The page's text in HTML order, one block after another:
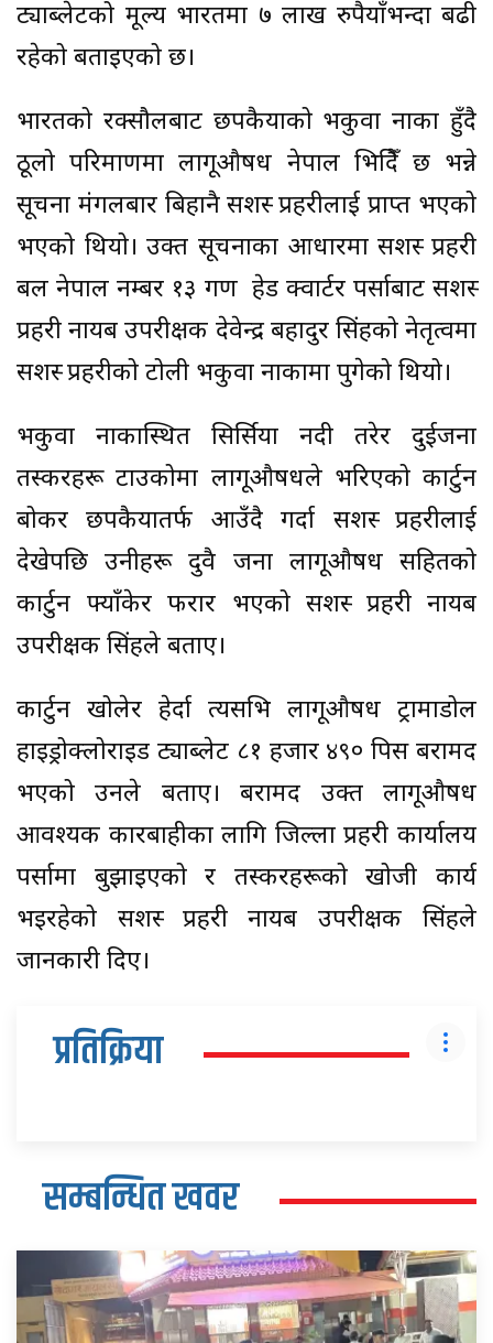
ट्याब्लेटको मूल्य भारतमा ७ लाख रुपैयाँभन्दा बढी
रहेको बताइएको छ।
भारतको रक्सौलबाट छपकैयाको भकुवा नाका हुँदै
ठूलो परिमाणमा लागूऔषध नेपाल भित्रिँदै छ भन्ने
सूचना मंगलबार बिहानै सशस्त्र प्रहरीलाई प्राप्त भएको
भएको थियो। उक्त सूचनाका आधारमा सशस्त्र प्रहरी
बल नेपाल नम्बर १३ गण हेड क्वार्टर पर्साबाट सशस्त्र
प्रहरी नायब उपरीक्षक देवेन्द्र बहादुर सिंहको नेतृत्वमा
सशस्त्र प्रहरीको टोली भकुवा नाकामा पुगेको थियो।
भकुवा नाकास्थित सिर्सिया नदी तरेर दुईजना
तस्करहरू टाउकोमा लागूऔषधले भरिएको कार्टुन
बोकर छपकैयातर्फ आउँदै गर्दा सशस्त्र प्रहरीलाई
देखेपछि उनीहरू दुवै जना लागूऔषध सहितको
कार्टुन फ्याँकेर फरार भएको सशस्त्र प्रहरी नायब
उपरीक्षक सिंहले बताए।
कार्टुन खोलेर हेर्दा त्यसभित्र लागूऔषध ट्रामाडोल
हाइड्रोक्लोराइड ट्याब्लेट ८१ हजार ४९० पिस बरामद
भएको उनले बताए। बरामद उक्त लागूऔषध
आवश्यक कारबाहीका लागि जिल्ला प्रहरी कार्यालय
पर्सामा बुझाइएको र तस्करहरूको खोजी कार्य
भइरहेको सशस्त्र प्रहरी नायब उपरीक्षक सिंहले
जानकारी दिए।
प्रतिक्रिया
सम्बन्धित खवर